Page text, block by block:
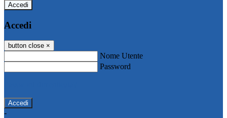
Accedi
Accedi
button close ×
Nome Utente
Password
-